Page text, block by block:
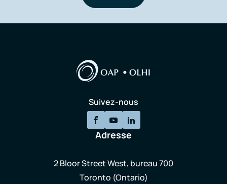
Suivez-nous
Adresse
2 Bloor Street West, bureau 700
Toronto (Ontario)